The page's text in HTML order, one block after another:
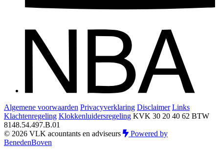
Algemene voorwaarden Privacyverklaring Disclaimer Links
Klachtenregeling Klokkenluidersregeling KVK 30 20 40 62 BTW
8148.54.497.B.01
© 2026 VLK acountants en adviseurs
Powered by
BenedenBoven